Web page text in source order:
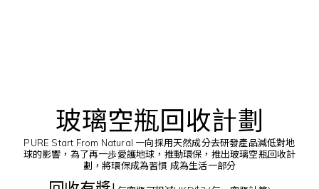
玻璃空瓶回收計劃
PURE Start From Natural 一向採用天然成分去研發產品減低對地
球的影響，為了再一歩愛護地球，推動環保，推出玻璃空瓶回收計
劃，將環保成為習慣 成為生活一部分